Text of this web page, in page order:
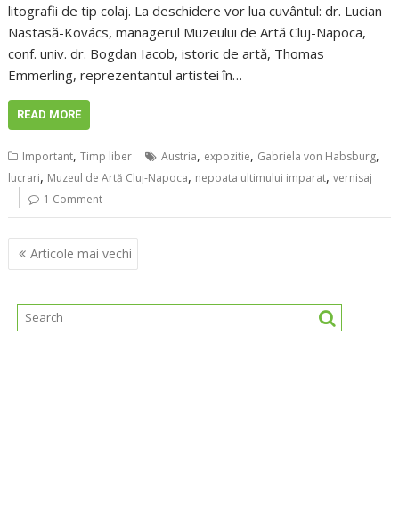
litografii de tip colaj. La deschidere vor lua cuvântul: dr. Lucian
Nastasă-Kovács, managerul Muzeului de Artă Cluj-Napoca,
conf. univ. dr. Bogdan Iacob, istoric de artă, Thomas
Emmerling, reprezentantul artistei în…
READ MORE
Important,Timp liber Austria, expozitie, Gabriela von Habsburg,
lucrari, Muzeul de Artă Cluj-Napoca, nepoata ultimului imparat,vernisaj
1 Comment
Navigare
în
Articole mai vechi